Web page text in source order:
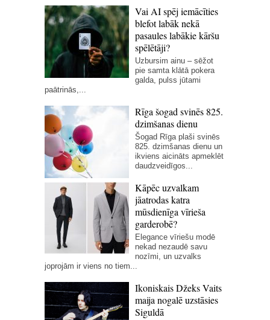
Vai AI spēj iemācīties
blefot labāk nekā
pasaules labākie kāršu
spēlētāji?
Uzbursim ainu – sēžot
pie samta klātā pokera
galda, pulss jūtami
paātrinās,...
Rīga šogad svinēs 825.
dzimšanas dienu
Šogad Rīga plaši svinēs
825. dzimšanas dienu un
ikviens aicināts apmeklēt
daudzveidīgos...
Kāpēc uzvalkam
jāatrodas katra
mūsdienīga vīrieša
garderobē?
Elegance vīriešu modē
nekad nezaudē savu
nozīmi, un uzvalks
joprojām ir viens no tiem...
Ikoniskais Džeks Vaits
maija nogalē uzstāsies
Siguldā